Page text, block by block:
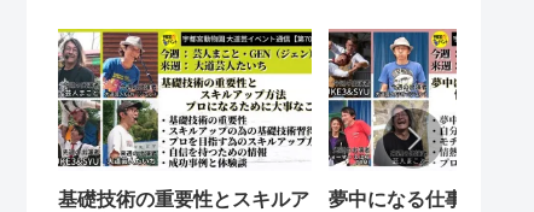
基礎技術の重要性とスキルア
夢中になる仕事を発見